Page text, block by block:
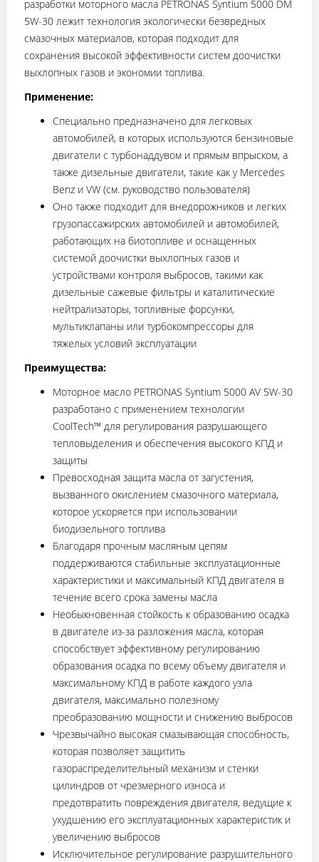
разработки моторного масла PETRONAS Syntium 5000 DM
5W-30 лежит технология экологически безвредных
смазочных материалов, которая подходит для
сохранения высокой эффективности систем доочистки
выхлопных газов и экономии топлива.
Применение:
Специально предназначено для легковых
автомобилей, в которых используются бензиновые
двигатели с турбонаддувом и прямым впрыском, а
также дизельные двигатели, такие как у Mercedes
Benz и VW (см. руководство пользователя)
Оно также подходит для внедорожников и легких
грузопассажирских автомобилей и автомобилей,
работающих на биотопливе и оснащенных
системой доочистки выхлопных газов и
устройствами контроля выбросов, такими как
дизельные сажевые фильтры и каталитические
нейтрализаторы, топливные форсунки,
мультиклапаны или турбокомпрессоры для
тяжелых условий эксплуатации
Преимущества:
Моторное масло PETRONAS Syntium 5000 AV 5W-30
разработано с применением технологии
CoolTech™ для регулирования разрушающего
тепловыделения и обеспечения высокого КПД и
защиты
Превосходная защита масла от загустения,
вызванного окислением смазочного материала,
которое ускоряется при использовании
биодизельного топлива
Благодаря прочным масляным цепям
поддерживаются стабильные эксплуатационные
характеристики и максимальный КПД двигателя в
течение всего срока замены масла
Необыкновенная стойкость к образованию осадка
в двигателе из-за разложения масла, которая
способствует эффективному регулированию
образования осадка по всему объему двигателя и
максимальному КПД в работе каждого узла
двигателя, максимально полезному
преобразованию мощности и снижению выбросов
Чрезвычайно высокая смазывающая способность,
которая позволяет защитить
газораспределительный механизм и стенки
цилиндров от чрезмерного износа и
предотвратить повреждения двигателя, ведущие к
ухудшению его эксплуатационных характеристик и
увеличению выбросов
Исключительное регулирование разрушительного